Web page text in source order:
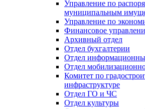
Управление по
муниципальным
Управление по
Финансовое
Архивный отдел
Отдел бухгалтерии
Отдел
Отдел
Комитет по
инфраструктуре
Отдел ГО и ЧС
Отдел культуры